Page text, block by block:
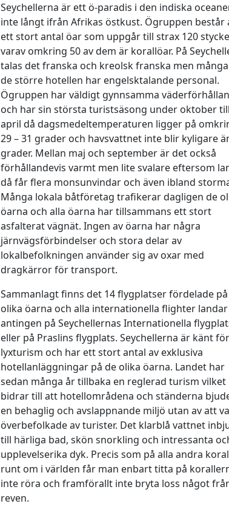
Seychellerna är ett ö-paradis i den indiska
inte långt ifrån Afrikas östkust. Ögruppen består
ett stort antal öar som uppgår till strax 120
varav omkring 50 av dem är korallöar. På
talas det franska och kreolsk franska men
de större hotellen har engelsktalande personal.
Ögruppen har väldigt gynnsamma
och har sin största turistsäsong under oktober till
april då dagsmedeltemperaturen ligger på
29 – 31 grader och havsvattnet inte blir kyligare
grader. Mellan maj och september är det också
förhållandevis varmt men lite svalare eftersom
då får flera monsunvindar och även ibland
Många lokala båtföretag trafikerar dagligen de
öarna och alla öarna har tillsammans ett stort
asfalterat vägnät. Ingen av öarna har några
järnvägsförbindelser och stora delar av
lokalbefolkningen använder sig av oxar med
dragkärror för transport.
Sammanlagt finns det 14 flygplatser fördelade
olika öarna och alla internationella flighter landar
antingen på Seychellernas Internationella
eller på Praslins flygplats. Seychellerna är känt för
lyxturism och har ett stort antal av exklusiva
hotellanläggningar på de olika öarna. Landet har
sedan många år tillbaka en reglerad turism vilket
bidrar till att hotellområdena och ständerna
en behaglig och avslappnande miljö utan av att
överbefolkade av turister. Det klarblå vattnet
till härliga bad, skön snorkling och intressanta
upplevelserika dyk. Precis som på alla andra
runt om i världen får man enbart titta på
inte röra och framförallt inte bryta loss något
reven.